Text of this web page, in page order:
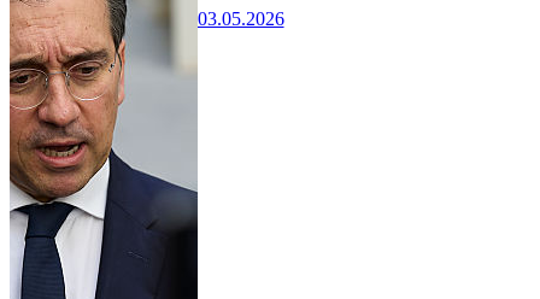
03.05.2026